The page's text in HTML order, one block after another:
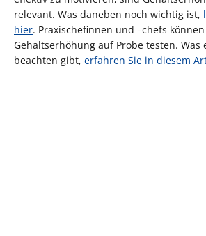
relevant. Was daneben noch wichtig ist,
hier. Praxischefinnen und –chefs
Gehaltserhöhung auf Probe testen. Was
beachten gibt, erfahren Sie in diesem